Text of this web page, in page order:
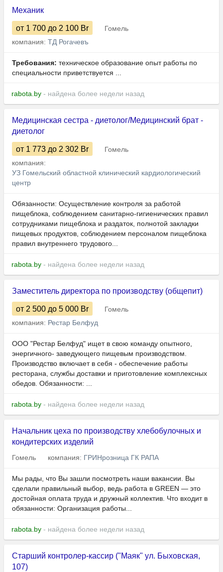
Механик
от 1 700 до 2 100 Br
Гомель
компания: ТД Рогачевъ
Требования: техническое образование опыт работы по
специальности приветствуется ...
rabota.by - найдена более недели назад
Медицинская сестра - диетолог/Медицинский брат -
диетолог
от 1 773 до 2 302 Br
Гомель
компания:
УЗ Гомельский областной клинический кардиологический
центр
Обязанности: Осуществление контроля за работой
пищеблока, соблюдением санитарно-гигиенических правил
сотрудниками пищеблока и раздаток, полнотой закладки
пищевых продуктов, соблюдением персоналом пищеблока
правил внутреннего трудового...
rabota.by - найдена более недели назад
Заместитель директора по производству (общепит)
от 2 500 до 5 000 Br
Гомель
компания: Рестар Белфуд
ООО "Рестар Белфуд" ищет в свою команду опытного,
энергичного- заведующего пищевым производством.
Производство включает в себя - обеспечение работы
ресторана, службы доставки и приготовление комплексных
обедов. Обязанности: ...
rabota.by - найдена более недели назад
Начальник цеха по производству хлебобулочных и
кондитерских изделий
Гомель компания: ГРИНрозница ГК РАПА
Мы рады, что Вы зашли посмотреть наши вакансии. Вы
сделали правильный выбор, ведь работа в GREEN — это
достойная оплата труда и дружный коллектив. Что входит в
обязанности: Организация работы...
rabota.by - найдена более недели назад
Старший контролер-кассир ("Маяк" ул. Быховская,
107)